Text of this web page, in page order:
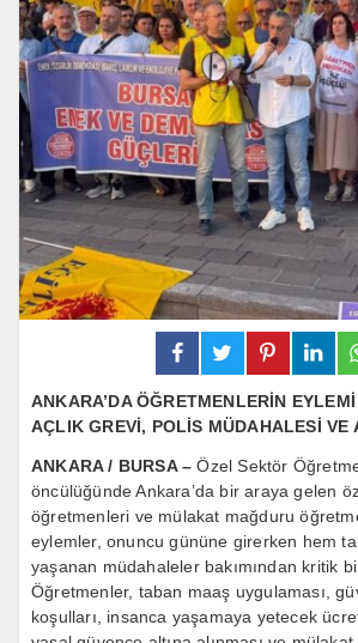
ANKARA’DA ÖĞRETMENLERİN
AÇLIK GREVİ, POLİS MÜDAHALESİ VE
ANKARA / BURSA – Özel Sektör
öncülüğünde Ankara’da bir araya gelen
öğretmenleri ve mülakat mağduru
eylemler, onuncu gününe girerken hem
yaşanan müdahaleler bakımından kritik
Öğretmenler, taban maaş uygulaması,
koşulları, insanca yaşamaya yetecek